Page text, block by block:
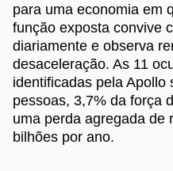
para uma economia em
função exposta convive
diariamente e observa
desaceleração. As 11
identificadas pela Apollo
pessoas, 3,7% da força
uma perda agregada de
bilhões por ano.